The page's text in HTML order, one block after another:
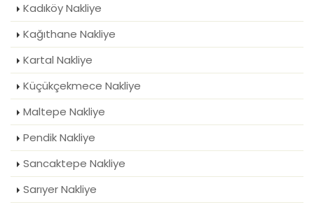
Kadıköy Nakliye
Kağıthane Nakliye
Kartal Nakliye
Küçükçekmece Nakliye
Maltepe Nakliye
Pendik Nakliye
Sancaktepe Nakliye
Sarıyer Nakliye